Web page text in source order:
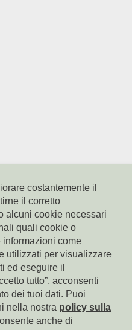
Bolzano
costantemente il
il corretto
alcuni cookie necessari
quali cookie o
come
utilizzati per visualizzare
ed eseguire il
tutto”, acconsenti
dei tuoi dati. Puoi
nella nostra policy sulla
anche di